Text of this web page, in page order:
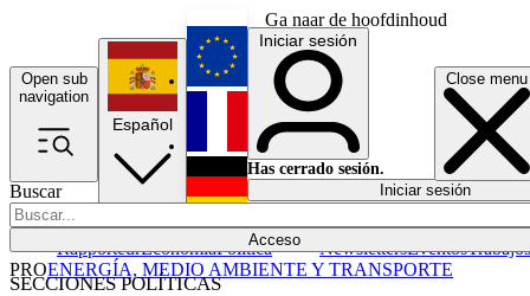
Ga naar de hoofdinhoud
Open sub
navigation
Close menu
Buscar
Acceso
SECCIONES POLÍTICAS
RapporteurEconomíaPolítica NewslettersEventosTrabajos
Español
English
Français
Iniciar sesión
Has cerrado sesión.
Iniciar sesión
PROENERGÍA, MEDIO AMBIENTE Y TRANSPORTE